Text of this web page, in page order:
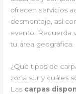
ofrecen servicios
desmontaje, así
evento. Recuerda
tu área geográfica.
¿Qué tipos de
zona sur y cuáles
Las carpas